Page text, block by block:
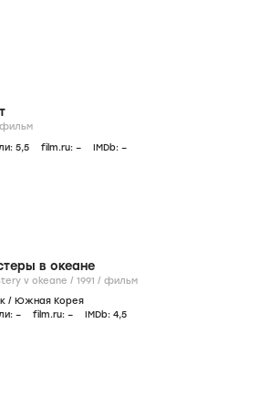
фильм
5,5 film.ru: – IMDb: –
в океане
Gangstery v okeane / 1991 / фильм
/ Южная Корея
– film.ru: – IMDb: 4,5